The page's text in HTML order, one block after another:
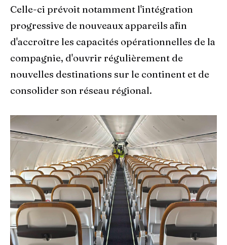
Celle-ci prévoit notamment l'intégration
progressive de nouveaux appareils afin
d'accroître les capacités opérationnelles de la
compagnie, d'ouvrir régulièrement de
nouvelles destinations sur le continent et de
consolider son réseau régional.